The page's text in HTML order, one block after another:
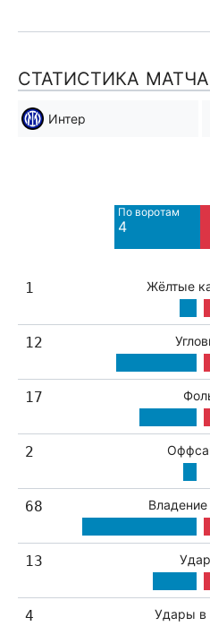
СТАТИСТИКА МАТЧА
Интер
По воротам
4
1 Жёлтые
12
17
2
68
13
4 Удары в